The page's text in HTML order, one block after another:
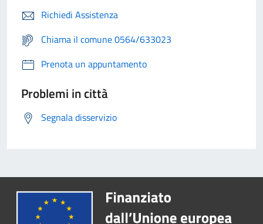
Richiedi Assistenza
Chiama il comune 0564/633023
Prenota un appuntamento
Problemi in città
Segnala disservizio